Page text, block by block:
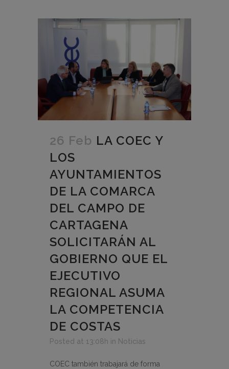
26 Feb LA COEC Y
LOS
AYUNTAMIENTOS
DE LA COMARCA
DEL CAMPO DE
CARTAGENA
SOLICITARÁN AL
GOBIERNO QUE EL
EJECUTIVO
REGIONAL ASUMA
LA COMPETENCIA
DE COSTAS
Posted at 13:08h in Noticias
COEC también trabajará de forma